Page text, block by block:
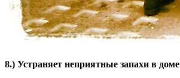
8.) Устраняет неприятные запахи в доме